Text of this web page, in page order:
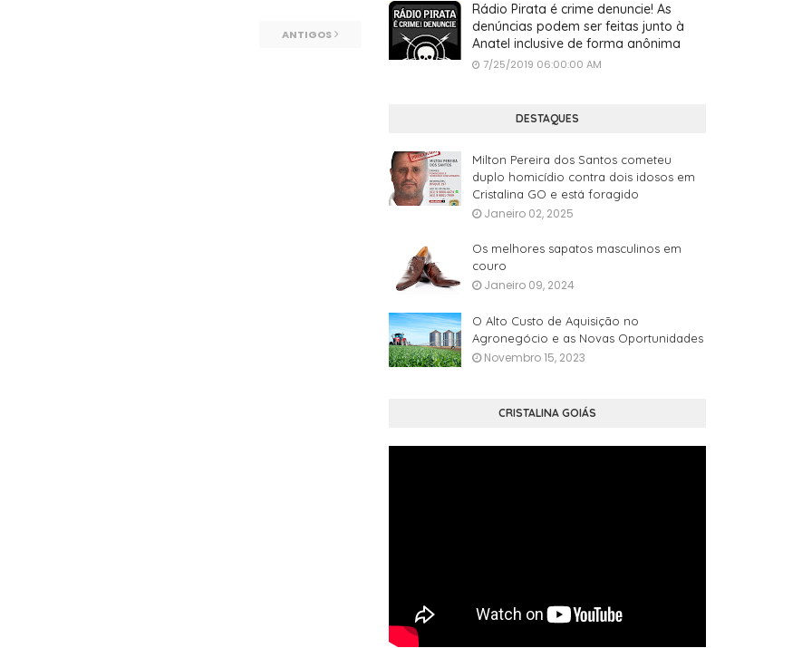
ANTIGOS
Rádio Pirata é crime denuncie! As
denúncias podem ser feitas junto à
Anatel inclusive de forma anônima
7/25/2019 06:00:00 AM
DESTAQUES
Milton Pereira dos Santos cometeu
duplo homicídio contra dois idosos em
Cristalina GO e está foragido
Janeiro 02, 2025
Os melhores sapatos masculinos em
couro
Janeiro 09, 2024
O Alto Custo de Aquisição no
Agronegócio e as Novas Oportunidades
Novembro 15, 2023
CRISTALINA GOIÁS